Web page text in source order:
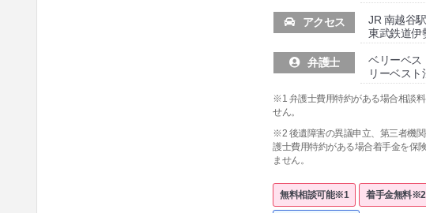
アクセス
JR 南越谷
東武鉄道伊
弁護士
ベリーベ
リーベスト
※1 弁護士費用特約がある場合相談
せん。
※2 後遺障害の異議申立、第三者機
護士費用特約がある場合着手金を保
ません。
無料相談可能※1 着手金無料※2